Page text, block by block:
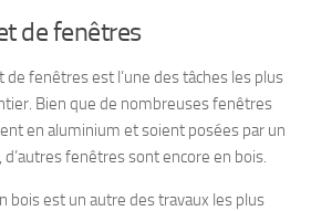
de fenêtres
de fenêtres est l’une des tâches les plus
Bien que de nombreuses fenêtres
en aluminium et soient posées par un
fenêtres sont encore en bois.
bois est un autre des travaux les plus